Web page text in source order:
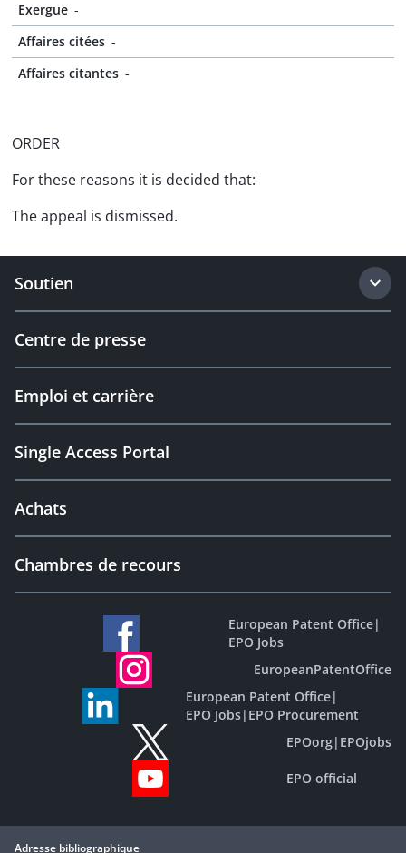
Exergue -
Affaires citées -
Affaires citantes -
ORDER
For these reasons it is decided that:
The appeal is dismissed.
Soutien
Centre de presse
Emploi et carrière
Single Access Portal
Achats
Chambres de recours
European Patent Office|
EPO Jobs
EuropeanPatentOffice
European Patent Office|
EPO Jobs| EPO Procurement
EPOorg| EPOjobs
EPO official
Adresse bibliographique